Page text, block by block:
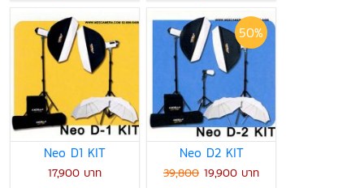
Neo D1 KIT
17,900 บาท
50%
Neo D2 KIT
39,800 19,900 บาท